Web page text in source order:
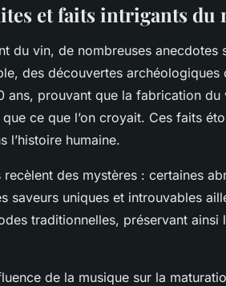
et faits intrigants du
du vin, de nombreuses anecdotes
des découvertes
ans, prouvant que la fabrication
ce que l’on croyait. Ces faits
l’histoire humaine.
recèlent des mystères : certaines
saveurs uniques et introuvables
traditionnelles, préservant ainsi
de la musique sur la